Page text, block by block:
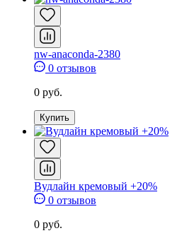
nw-anaconda-2380
0 отзывов
0 руб.
Купить
Вудлайн кремовый +20%
0 отзывов
0 руб.